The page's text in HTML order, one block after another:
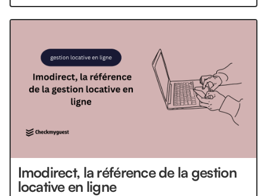
Imodirect, la référence de la gestion
locative en ligne